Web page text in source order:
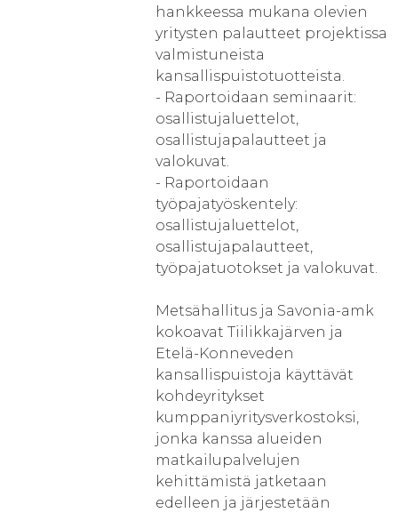
hankkeessa mukana olevien
yritysten palautteet projektissa
valmistuneista
kansallispuistotuotteista.
- Raportoidaan seminaarit:
osallistujaluettelot,
osallistujapalautteet ja
valokuvat.
- Raportoidaan
työpajatyöskentely:
osallistujaluettelot,
osallistujapalautteet,
työpajatuotokset ja valokuvat.
Metsähallitus ja Savonia-amk
kokoavat Tiilikkajärven ja
Etelä-Konneveden
kansallispuistoja käyttävät
kohdeyritykset
kumppaniyritysverkostoksi,
jonka kanssa alueiden
matkailupalvelujen
kehittämistä jatketaan
edelleen ja järjestetään